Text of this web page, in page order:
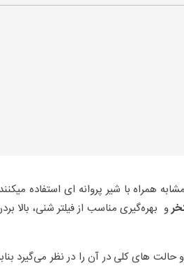
همراه با شیر پروانه ای استفاده
و بهره‌گیری مناسب از فیلتر شنی، بالا
شنی نبوده بلکه عملکرد و حالت های کلی در آن را در نظر